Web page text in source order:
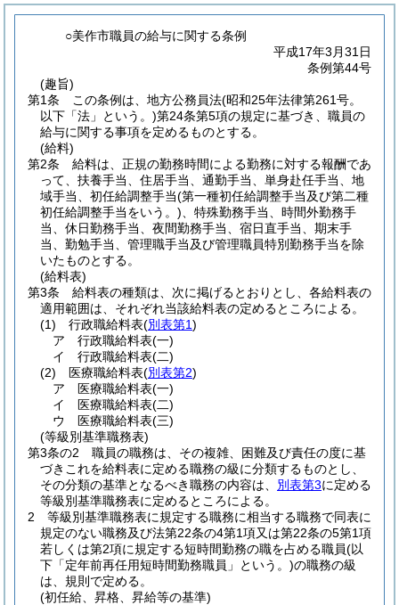
○美作市職員の給与に関する条例
平成17年3月31日
条例第44号
(趣旨)
第1条
この条例は、地方公務員法(昭和25年法律第261号。
以下「法」という。)第24条第5項の規定に基づき、職員の
給与に関する事項を定めるものとする。
(給料)
第2条
給料は、正規の勤務時間による勤務に対する報酬であ
って、扶養手当、住居手当、通勤手当、単身赴任手当、地
域手当、初任給調整手当(第一種初任給調整手当及び第二種
初任給調整手当をいう。) 、特殊勤務手当、時間外勤務手
当、休日勤務手当、夜間勤務手当、宿日直手当、期末手
当、勤勉手当、管理職手当及び管理職員特別勤務手当を除
いたものとする。
(給料表)
第3条
給料表の種類は、次に掲げるとおりとし、各給料表の
適用範囲は、それぞれ当該給料表の定めるところによる。
(1)
行政職給料表(別表第1)
ア
行政職給料表(一)
イ
行政職給料表(二)
(2)
医療職給料表(別表第2)
ア
医療職給料表(一)
イ
医療職給料表(二)
ウ
医療職給料表(三)
(等級別基準職務表)
第3条の2
職員の職務は、その複雑、困難及び責任の度に基
づきこれを給料表に定める職務の級に分類するものとし、
その分類の基準となるべき職務の内容は、 別表第3に定める
等級別基準職務表に定めるところによる。
2
等級別基準職務表に規定する職務に相当する職務で同表に
規定のない職務及び法第22条の4第1項又は第22条の5第1項
若しくは第2項に規定する短時間勤務の職を占める職員(以
下「定年前再任用短時間勤務職員」という。)の職務の級
は、規則で定める。
(初任給、昇格、昇給等の基準)